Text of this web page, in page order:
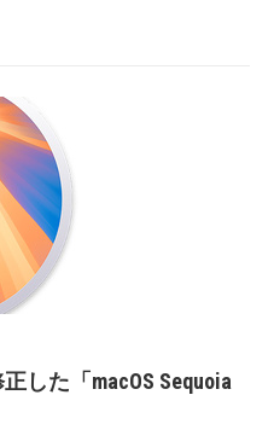
した「macOS Sequoia